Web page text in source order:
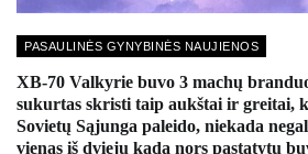
PASAULINĖS GYNYBINĖS NAUJIENOS
XB-70 Valkyrie buvo 3 machų
sukurtas skristi taip aukštai ir greitai,
Sovietų Sąjunga paleido, niekada
vienas iš dviejų kada nors pastatytų